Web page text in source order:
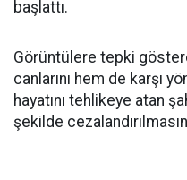
başlattı.
Görüntülere tepki
canlarını hem de karşı
hayatını tehlikeye atan
şekilde